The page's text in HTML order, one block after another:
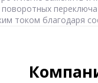
поворотных
током благодаря